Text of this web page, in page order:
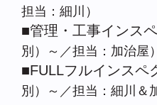
担当：細川）
■管理・工事インス
別）～／担当：加治屋）
■FULLフルインスペ
別）～／担当：細川＆